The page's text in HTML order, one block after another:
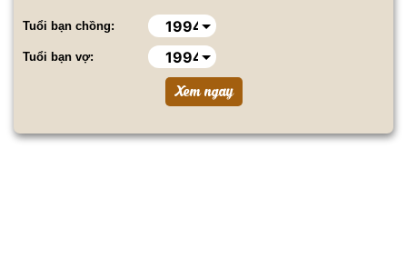
Tuổi bạn chồng:
Tuổi bạn vợ: